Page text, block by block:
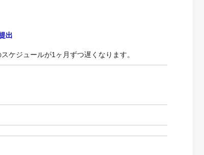
出
ケジュールが1ヶ月ずつ遅くなります。